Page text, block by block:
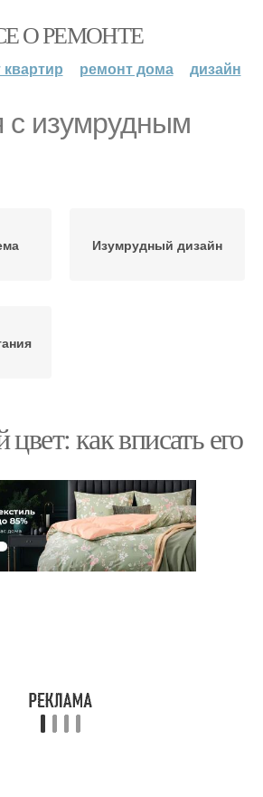
О РЕМОНТЕ
ремонт дома дизайн
с изумрудным
Изумрудный дизайн
как вписать его